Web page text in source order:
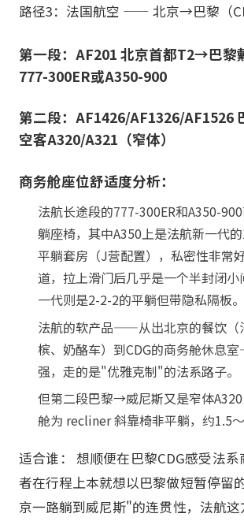
路径3：法国航空 —— 北京→巴黎（
第一段：AF201 北京首都T2→巴黎
777-300ER或A350-900
第二段：AF1426/AF1326/AF1526
空客A320/A321（窄体）
商务舱座位舒适度分析：
法航长途段的777-300ER和A350-
躺座椅，其中A350上是法航新一代
平躺套房（J营配置），私密性非常
道，拉上滑门后几乎是一个半封闭
一代则是2-2-2的平躺但带隐私隔板。
法航的软产品——从出北京的餐饮（
槟、奶酪车）到CDG的商务舱休息
强，走的是"优雅克制"的法系路子。
但第二段巴黎→威尼斯又是窄体
舱为 recliner 斜靠椅非平躺，约1.5～
适合谁： 想顺便在巴黎CDG感受法
者在行程上本就想以巴黎做短暂停留
京一路躺到威尼斯"的连贯性，法航